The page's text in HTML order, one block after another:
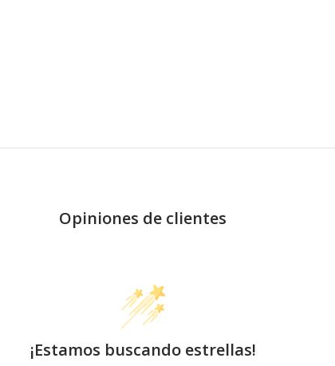
Opiniones de clientes
¡Estamos buscando estrellas!